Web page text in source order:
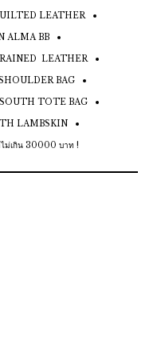
LEATHER
ALMA BB
LEATHER
BAG
TOTE BAG
LAMBSKIN
ไม่เกิน 30000 บาท !